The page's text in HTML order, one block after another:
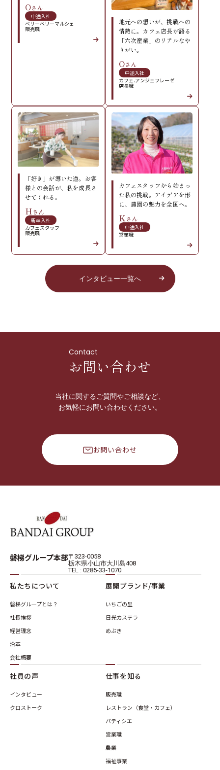
Oさん
ベリーベリーマルシェ
販売職
中途入社
地元への想いが、挑戦への
情熱に。カフェ店長が語る
「六次産業」のリアルなや
りがい。
Oさん
カフェ.アンジェフレーゼ
店長職
中途入社
「好き」が導いた道。お客
様との会話が、私を成長さ
せてくれる。
Hさん
カフェスタッフ
販売職
新卒入社
カフェスタッフから始まっ
た私の挑戦。アイデアを形
に、農園の魅力を全国へ。
Kさん
営業職
中途入社
インタビュー一覧へ
Contact
お問い合わせ
当社に関するご質問やご相談など、
お気軽にお問い合わせください。
お問い合わせ
磐梯グループ本部〒323-0058
栃木県小山市大川島408
TEL : 0285-33-1070
私たちについて
磐梯グループとは？
社長挨拶
経営理念
沿革
会社概要
展開ブランド/事業
いちごの里
日光カステラ
めぶき
社員の声
インタビュー
クロストーク
仕事を知る
販売職
レストラン（食堂・カフェ）
パティシエ
営業職
農業
福祉事業